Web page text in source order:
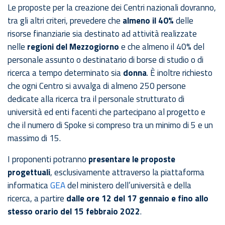
Le proposte per la creazione dei Centri nazionali dovranno,
tra gli altri criteri, prevedere che almeno il 40%delle
risorse finanziarie sia destinato ad attività realizzate
nelle regioni del Mezzogiornoe che almeno il 40% del
personale assunto o destinatario di borse di studio o di
ricerca a tempo determinato siadonna. È inoltre richiesto
che ogni Centro si avvalga di almeno 250 persone
dedicate alla ricerca tra il personale strutturato di
università ed enti facenti che partecipano al progetto e
che il numero di Spoke si compreso tra un minimo di 5 e un
massimo di 15.
I proponenti potranno presentare le proposte
progettuali, esclusivamente attraverso la piattaforma
informaticaGEAdel ministero dell’università e della
ricerca, a partire dalle ore 12 del 17 gennaio e fino allo
stesso orario del 15 febbraio 2022.